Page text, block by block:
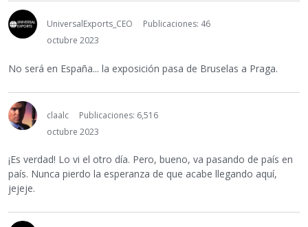
UniversalExports_CEO
Publicaciones: 46
octubre 2023
No será en España... la exposición pasa de Bruselas a Praga.
claalc
Publicaciones: 6,516
octubre 2023
¡Es verdad! Lo vi el otro día. Pero, bueno, va pasando de país en
país. Nunca pierdo la esperanza de que acabe llegando aquí,
jejeje.